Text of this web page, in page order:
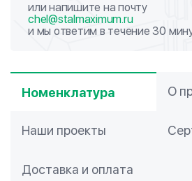
или напишите на почту
chel@stalmaximum.ru
и мы ответим в течение 30
Номенклатура О
Наши проекты
Доставка и оплата